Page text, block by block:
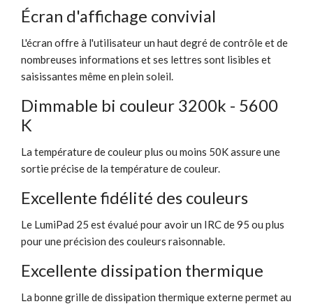
Écran d'affichage convivial
L'écran offre à l'utilisateur un haut degré de contrôle et de
nombreuses informations et ses lettres sont lisibles et
saisissantes même en plein soleil.
Dimmable bi couleur 3200k - 5600
K
La température de couleur plus ou moins 50K assure une
sortie précise de la température de couleur.
Excellente fidélité des couleurs
Le LumiPad 25 est évalué pour avoir un IRC de 95 ou plus
pour une précision des couleurs raisonnable.
Excellente dissipation thermique
La bonne grille de dissipation thermique externe permet au